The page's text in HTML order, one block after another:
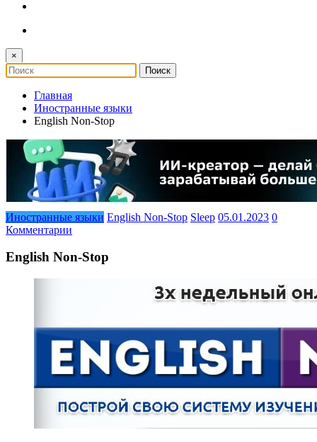
×
Главная
Иностранные языки
English Non-Stop
Иностранные языки English Non-Stop Sleep 05.01.2023 0
Комментарии
English Non-Stop